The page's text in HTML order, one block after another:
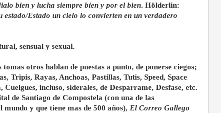
bien y lucha siempre bien y por el bien. Hölderlin:
estado/Estado un cielo lo convierten en un verdadero
sensual y sexual.
tomas otros hablan de puestas a punto, de ponerse ciegos;
Tripis, Rayas, Anchoas, Pastillas, Tutis, Speed, Space
incluso, siderales, de Desparrame, Desfase, etc.
de Santiago de Compostela (con una de las
y que tiene mas de 500 años), El Correo Gallego